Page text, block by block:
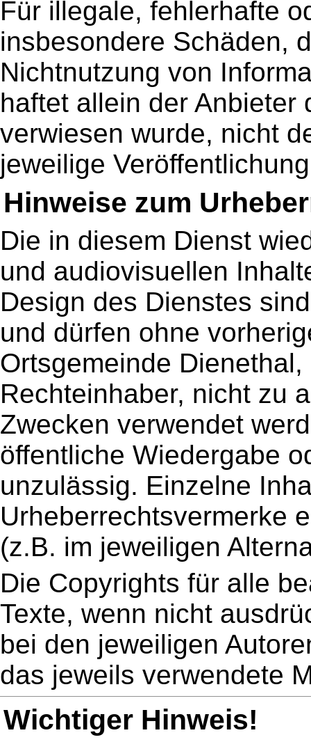
Für illegale, fehlerhafte
insbesondere Schäden,
Nichtnutzung von
haftet allein der Anbieter
verwiesen wurde, nicht
jeweilige
Hinweise zum
Die in diesem Dienst
und audiovisuellen
Design des Dienstes
und dürfen ohne
Ortsgemeinde
Rechteinhaber, nicht zu
Zwecken verwendet
öffentliche Wiedergabe
unzulässig. Einzelne
Urheberrechtsvermerke
(z.B. im jeweiligen
Die Copyrights für alle
Texte, wenn nicht
bei den jeweiligen
das jeweils verwendete
Wichtiger Hinweis!